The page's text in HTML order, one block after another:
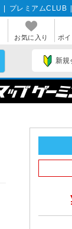
プレミアムCLUB
お気に入り ポ
新規